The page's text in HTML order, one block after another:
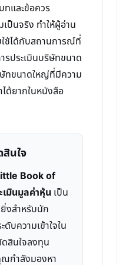
และข้อควร
ป็นจริง ทำให้ผู้อ่าน
ช้ได้กับสถานการณ์ที่
รประเมินบริษัทขนาด
ทขนาดใหญ่ที่มีความ
ด้ยากในหนังสือ
นใจ
Book of
มินมูลค่าหุ้น เป็น
งสำหรับนัก
บความเข้าใจใน
ดสินใจลงทุน
กำลังมองหา